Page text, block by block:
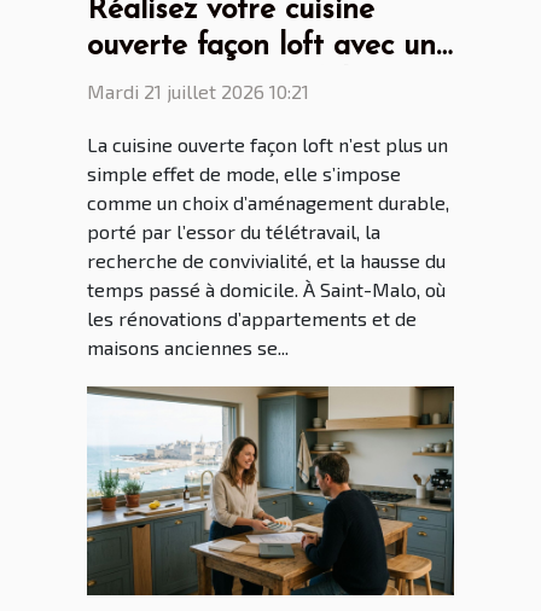
Réalisez votre cuisine
ouverte façon loft avec un
cuisiniste Saint Malo
Mardi 21 juillet 2026 10:21
La cuisine ouverte façon loft n’est plus un
simple effet de mode, elle s’impose
comme un choix d’aménagement durable,
porté par l’essor du télétravail, la
recherche de convivialité, et la hausse du
temps passé à domicile. À Saint-Malo, où
les rénovations d’appartements et de
maisons anciennes se...